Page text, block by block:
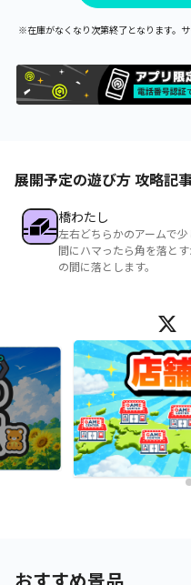
※在庫がなくなり次第終了となります。
展開予定の遊び方 攻略記
橋わたし
左右どちらかのアームで
間にハマったら角を落と
の間に落とします。